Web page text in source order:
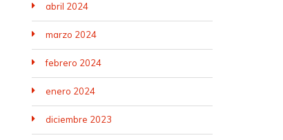
abril 2024
marzo 2024
febrero 2024
enero 2024
diciembre 2023